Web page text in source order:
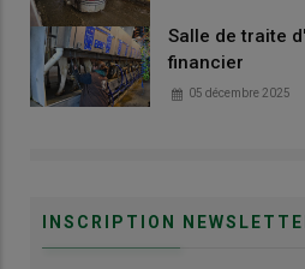
Salle de traite
financier
05 décembre 2025
INSCRIPTION